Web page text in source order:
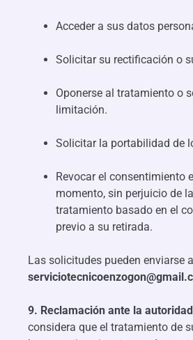
Acceder a sus datos
Solicitar su rectificación o
Oponerse al tratamiento o
limitación.
Solicitar la portabilidad de
Revocar el consentimiento
momento, sin perjuicio de
tratamiento basado en el
previo a su retirada.
Las solicitudes pueden enviarse
9. Reclamación ante la
considera que el tratamiento de